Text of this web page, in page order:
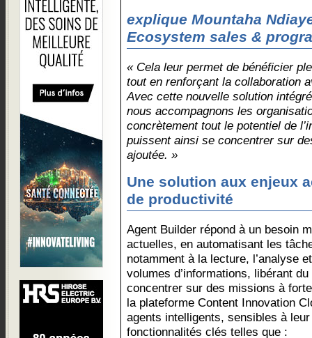
explique Mountaha
Ecosystem sales &
« Cela leur permet de bénéficier
tout en renforçant la collaboration
Avec cette nouvelle solution
nous accompagnons les
concrètement tout le potentiel de
puissent ainsi se concentrer sur
ajoutée. »
Une solution aux enjeux
de productivité
Agent Builder répond à un besoin
actuelles, en automatisant les
notamment à la lecture, l’analyse
volumes d’informations, libérant
concentrer sur des missions à
la plateforme Content Innovation
agents intelligents, sensibles à
fonctionnalités clés telles que :